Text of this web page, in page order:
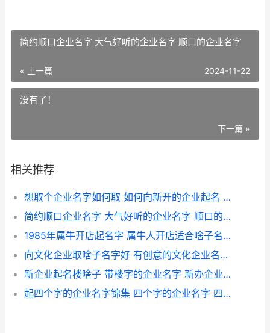
简约顺口企业名字 大气好听的企业名字 顺口的企业名字
« 上一篇 2024-11-22
没有了！
下一篇 »
相关推荐
想取个企业名字如何取 如何向新开的企业起名 想取个企业名字可以吗
简约顺口企业名字 大气好听的企业名字 顺口的企业名字
1985年属牛开店起名字 属牛人开店适合啥子名字 85年属牛女2021年适合开店吗
向文化企业取啥子名字好 有创意的文化企业名字 给文化公司取什么名字好?
新企业起名楼啥子 带楼字的企业名字 新办企业取名
起四个字的企业名字锦集 四个字的企业名字 四个字的公司名称有哪些